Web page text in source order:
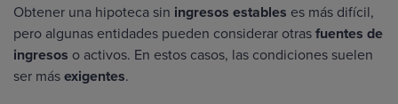
Obtener una hipoteca sin ingresos estables es más difícil,
pero algunas entidades pueden considerar otrasfuentes de
ingresos o activos. En estos casos, las condiciones suelen
ser másexigentes.